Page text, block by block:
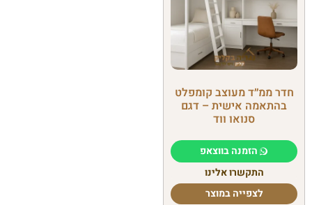
חדר ממ״ד מעוצב קומפלט
בהתאמה אישית – דגם
סנואו ווד
הזמנה בווצאפ
התקשרו אלינו
לצפייה במוצר